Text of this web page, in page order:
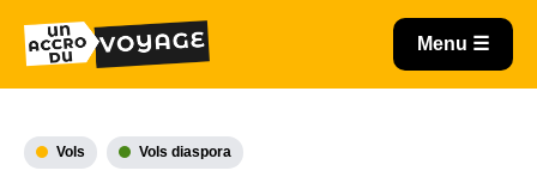
Vols Vols diaspora